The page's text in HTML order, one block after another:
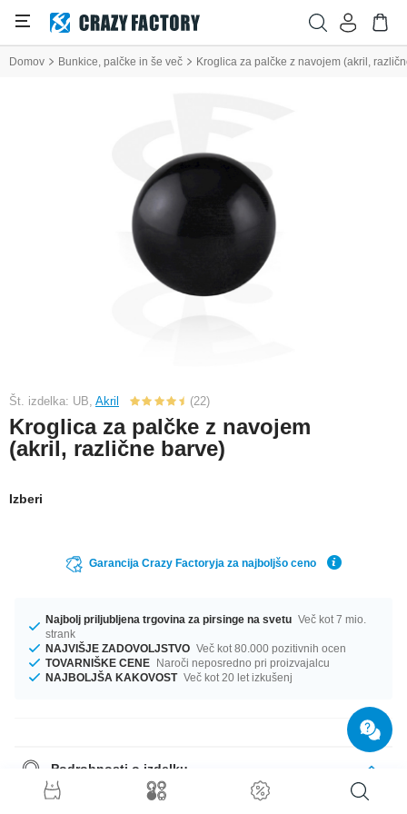
Domov Bunkice, palčke in še več Kroglica za palčke z navojem (akril,
Št. izdelka: UB, Akril (22)
Kroglica za palčke z navojem
(akril, različne barve)
Izberi
Garancija Crazy Factoryja za najboljšo ceno
Najbolj priljubljena trgovina za pirsinge na svetu Več kot 7 mio.
strank
NAJVIŠJE ZADOVOLJSTVO Več kot 80.000 pozitivnih ocen
TOVARNIŠKE CENE Naroči neposredno pri proizvajalcu
NAJBOLJŠA KAKOVOST Več kot 20 let izkušenj
Podrobnosti o izdelku
Ta izdelek čaka nate v profilu 1.2 mm in 1.6 mm. Na voljo ti je s premeri od